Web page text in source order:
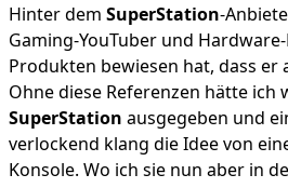
Hinter dem SuperStation-
Gaming-YouTuber und
Produkten bewiesen hat, dass
Ohne diese Referenzen hätte
SuperStation ausgegeben und
verlockend klang die Idee von
Konsole. Wo ich sie nun aber in